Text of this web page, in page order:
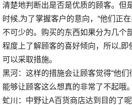
清楚地判断出是否是优质的顾客。但
时候,为了掌握客户的意向，“他们正
不可少的。购买的东西如果分为几个
程度上了解顾客的喜好倾向，所以,即
可以采取措施。
黑河：这样的措施会让顾客觉得“他们
能够让顾客这么想真的非常了不起哦。
虻川：中野让A百货商店达到目的了呢